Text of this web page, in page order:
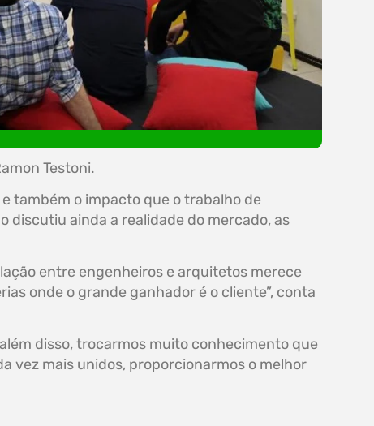
Testoni.
também o impacto que o trabalho de
discutiu ainda a realidade do mercado, as
entre engenheiros e arquitetos merece
onde o grande ganhador é o cliente”, conta
disso, trocarmos muito conhecimento que
vez mais unidos, proporcionarmos o melhor